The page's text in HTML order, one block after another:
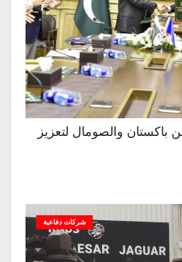
باكستان والصومال لتعزيز
شركات دفاعية